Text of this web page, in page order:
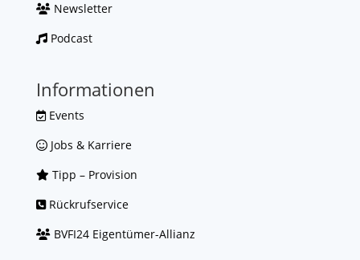
Newsletter
Podcast
Informationen
Events
Jobs & Karriere
Tipp – Provision
Rückrufservice
BVFI24 Eigentümer-Allianz